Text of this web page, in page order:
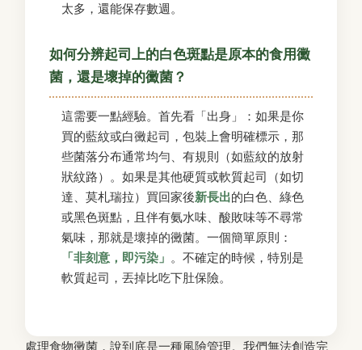
太多，還能保存數週。
如何分辨起司上的白色斑點是原本的食用黴
菌，還是壞掉的黴菌？
這需要一點經驗。首先看「出身」：如果是你
買的藍紋或白黴起司，包裝上會明確標示，那
些菌落分布通常均勻、有規則（如藍紋的放射
狀紋路）。如果是其他硬質或軟質起司（如切
達、莫札瑞拉）買回家後新長出的白色、綠色
或黑色斑點，且伴有氨水味、酸敗味等不尋常
氣味，那就是壞掉的黴菌。一個簡單原則：
「非刻意，即污染」 。不確定的時候，特別是
軟質起司，丟掉比吃下肚保險。
處理食物黴菌，說到底是一種風險管理。我們無法創造完